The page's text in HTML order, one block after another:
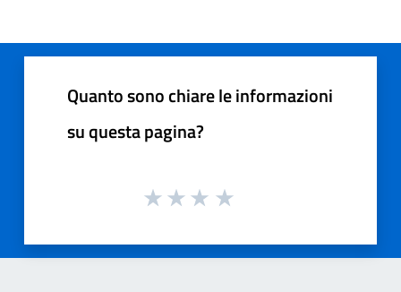
Quanto sono chiare le informazioni
su questa pagina?